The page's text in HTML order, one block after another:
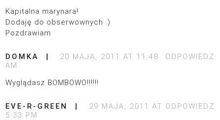
Kapitalna marynara!
Dodaję do obserwownych :)
Pozdrawiam
ODPOWIEDZ
DOMKA
20 MAJA, 2011 AT 11:48
AM
Wyglądasz BOMBOWO!!!!!!
ODPOWIEDZ
EVE-R-GREEN
29 MAJA, 2011 AT
5:33 PM